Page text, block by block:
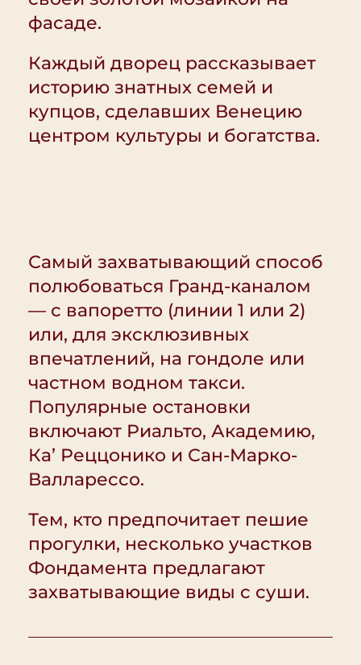
фасаде.
Каждый дворец рассказывает
историю знатных семей и
купцов, сделавших Венецию
центром культуры и богатства.
Самый захватывающий способ
полюбоваться Гранд-каналом
— с вапоретто (линии 1 или 2)
или, для эксклюзивных
впечатлений, на гондоле или
частном водном такси.
Популярные остановки
включают Риальто, Академию,
Ка’ Реццонико и Сан-Марко-
Валларессо.
Тем, кто предпочитает пешие
прогулки, несколько участков
Фондамента предлагают
захватывающие виды с суши.